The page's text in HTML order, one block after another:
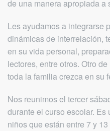
de una manera apropiada a
Les ayudamos a integrarse
dinámicas de interrelación,
en su vida personal,
lectores, entre otros. Otro
toda la familia crezca en su
Nos reunimos el tercer
durante el curso escolar.
niños que están entre 7 y 13